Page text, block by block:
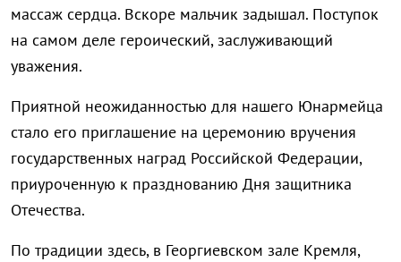
массаж сердца. Вскоре мальчик задышал. Поступок
на самом деле героический, заслуживающий
уважения.
Приятной неожиданностью для нашего Юнармейца
стало его приглашение на церемонию вручения
государственных наград Российской Федерации,
приуроченную к празднованию Дня защитника
Отечества.
По традиции здесь, в Георгиевском зале Кремля,